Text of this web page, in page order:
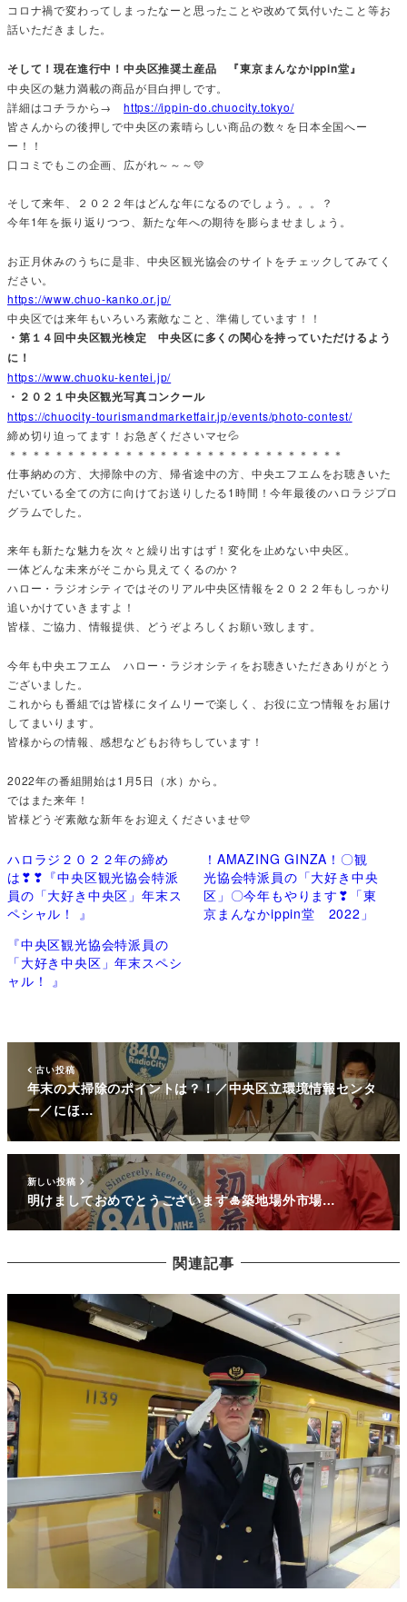
コロナ禍で変わってしまったなーと思ったことや改めて気付いたこと等お
話いただきました。
そして！現在進行中！中央区推奨土産品 『東京まんなかippin堂』
中央区の魅力満載の商品が目白押しです。
詳細はコチラから→ https://ippin-do.chuocity.tokyo/
皆さんからの後押しで中央区の素晴らしい商品の数々を日本全国へー
ー！！
口コミでもこの企画、広がれ～～～💛
そして来年、２０２２年はどんな年になるのでしょう。。。？
今年1年を振り返りつつ、新たな年への期待を膨らませましょう。
お正月休みのうちに是非、中央区観光協会のサイトをチェックしてみてく
ださい。
https://www.chuo-kanko.or.jp/
中央区では来年もいろいろ素敵なこと、準備しています！！
・第１４回中央区観光検定 中央区に多くの関心を持っていただけるよう
に！
https://www.chuoku-kentei.jp/
・２０２１中央区観光写真コンクール
https://chuocity-tourismandmarketfair.jp/events/photo-contest/
締め切り迫ってます！お急ぎくださいマセ💦
＊＊＊＊＊＊＊＊＊＊＊＊＊＊＊＊＊＊＊＊＊＊＊＊＊＊＊＊＊
仕事納めの方、大掃除中の方、帰省途中の方、中央エフエムをお聴きいた
だいている全ての方に向けてお送りしたる1時間！今年最後のハロラジプロ
グラムでした。
来年も新たな魅力を次々と繰り出すはず！変化を止めない中央区。
一体どんな未来がそこから見えてくるのか？
ハロー・ラジオシティではそのリアル中央区情報を２０２２年もしっかり
追いかけていきますよ！
皆様、ご協力、情報提供、どうぞよろしくお願い致します。
今年も中央エフエム ハロー・ラジオシティをお聴きいただきありがとう
ございました。
これからも番組では皆様にタイムリーで楽しく、お役に立つ情報をお届け
してまいります。
皆様からの情報、感想などもお待ちしています！
2022年の番組開始は1月5日（水）から。
ではまた来年！
皆様どうぞ素敵な新年をお迎えくださいませ💛
ハロラジ２０２２年の締め
は❣❣『中央区観光協会特派
員の「大好き中央区」年末ス
ペシャル！ 』
！AMAZING GINZA！〇観
光協会特派員の「大好き中央
区」〇今年もやります❣「東
京まんなかippin堂 2022」
『中央区観光協会特派員の
「大好き中央区」年末スペシ
ャル！ 』
古い投稿
年末の大掃除のポイントは？！／中央区立環境情報センタ
ー／にほ…
新しい投稿
明けましておめでとうございます🎍築地場外市場…
関連記事